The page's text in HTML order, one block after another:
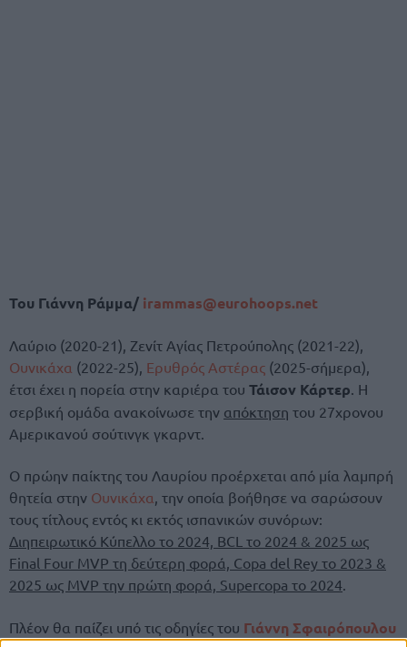
Του Γιάννη Ράμμα/ irammas@eurohoops.net
Λαύριο (2020-21), Ζενίτ Αγίας Πετρούπολης (2021-22),
Ουνικάχα (2022-25), Ερυθρός Αστέρας (2025-σήμερα),
έτσι έχει η πορεία στην καριέρα του Τάισον Κάρτερ. Η
σερβική ομάδα ανακοίνωσε την απόκτηση του 27χρονου
Αμερικανού σούτινγκ γκαρντ.
Ο πρώην παίκτης του Λαυρίου προέρχεται από μία λαμπρή
θητεία στην Ουνικάχα, την οποία βοήθησε να σαρώσουν
τους τίτλους εντός κι εκτός ισπανικών συνόρων:
Διηπειρωτικό Κύπελλο το 2024, BCL το 2024 & 2025 ως
Final Four MVP τη δεύτερη φορά, Copa del Rey το 2023 &
2025 ως MVP την πρώτη φορά, Supercopa το 2024.
Πλέον θα παίζει υπό τις οδηγίες του Γιάννη Σφαιρόπουλου